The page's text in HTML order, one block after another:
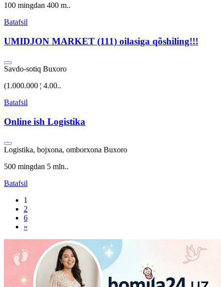
100 mingdan 400 m..
Batafsil
UMIDJON MARKET (111) oilasiga qõshiling!!!
Savdo-sotiq Buxoro
(1.000.000 ¦ 4.00..
Batafsil
Online ish Logistika
Logistika, bojxona, omborxona Buxoro
500 mingdan 5 mln..
Batafsil
1
2
6
»